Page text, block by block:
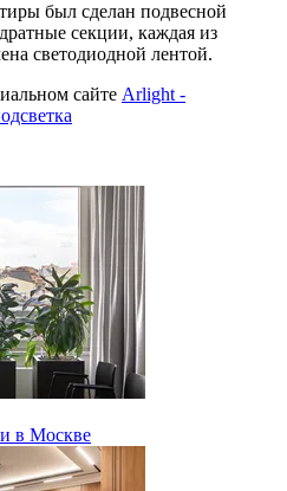
был сделан подвесной
секции, каждая из
светодиодной лентой.
сайте Arlight -
в Москве